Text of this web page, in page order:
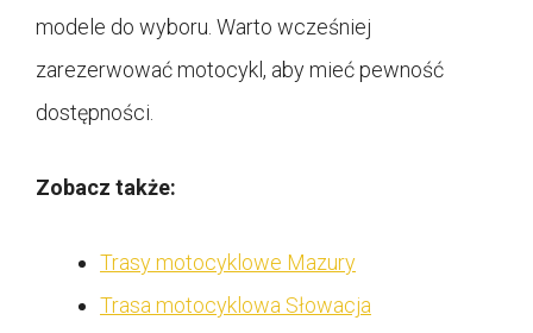
modele do wyboru. Warto wcześniej
zarezerwować motocykl, aby mieć pewność
dostępności.
Zobacz także:
Trasy motocyklowe Mazury
Trasa motocyklowa Słowacja